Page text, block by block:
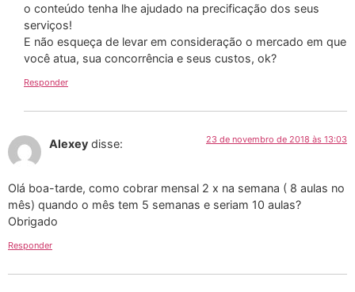
o conteúdo tenha lhe ajudado na precificação dos seus
serviços!
E não esqueça de levar em consideração o mercado em que
você atua, sua concorrência e seus custos, ok?
Responder
Alexey disse: 23 de novembro de 2018 às 13:03
Olá boa-tarde, como cobrar mensal 2 x na semana ( 8 aulas no
mês) quando o mês tem 5 semanas e seriam 10 aulas?
Obrigado
Responder